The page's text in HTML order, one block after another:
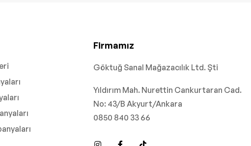
Firmamız
Göktuğ Sanal Mağazacılık Ltd. Şti
Yıldırım Mah. Nurettin Cankurtaran Cad.
No: 43/B Akyurt/Ankara
0850 840 33 66